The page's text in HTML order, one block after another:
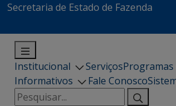
Secretaria de Estado de Fazenda
Institucional Serviços
Informativos
Fale Conosco
Pesquisar